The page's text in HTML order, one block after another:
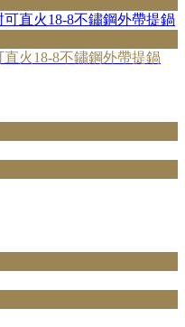
火18-8不鏽鋼外帶提鍋